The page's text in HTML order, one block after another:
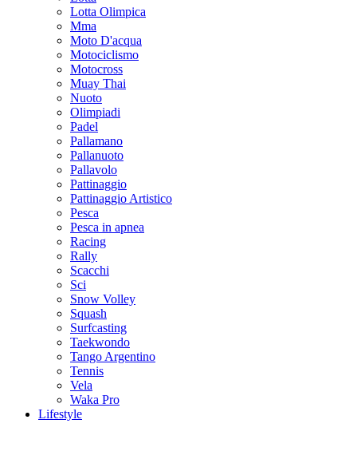
Lotta Olimpica
Mma
Moto D'acqua
Motociclismo
Motocross
Muay Thai
Nuoto
Olimpiadi
Padel
Pallamano
Pallanuoto
Pallavolo
Pattinaggio
Pattinaggio Artistico
Pesca
Pesca in apnea
Racing
Rally
Scacchi
Sci
Snow Volley
Squash
Surfcasting
Taekwondo
Tango Argentino
Tennis
Vela
Waka Pro
Lifestyle